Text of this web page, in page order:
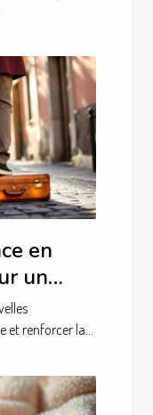
en
un
renforcer la...